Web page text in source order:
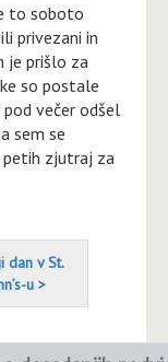
to soboto
privezani in
je prišlo za
so postale
večer odšel
sem se
petih zjutraj za
dan v St.
u >